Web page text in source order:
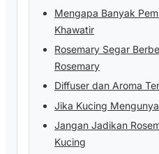
Mengapa Banyak
Khawatir
Rosemary Segar
Rosemary
Diffuser dan Aroma
Jika Kucing
Jangan Jadikan
Kucing